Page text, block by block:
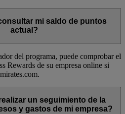
mi saldo de puntos
actual?
del programa, puede comprobar el
Rewards de su empresa online si
un seguimiento de la
y gastos de mi empresa?